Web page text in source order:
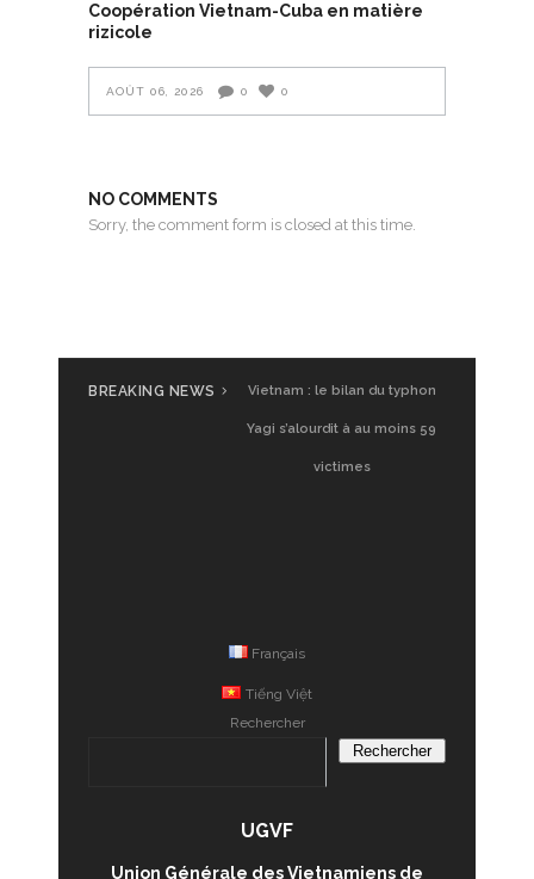
Coopération Vietnam-Cuba en matière
rizicole
AOÛT 06, 2026 0 0
NO COMMENTS
Sorry, the comment form is closed at this time.
BREAKING NEWS UGVF à Saigon : Glamping
Vietnam, premier test
Français
Tiếng Việt
Rechercher
Rechercher
UGVF
Union Générale des Vietnamiens de